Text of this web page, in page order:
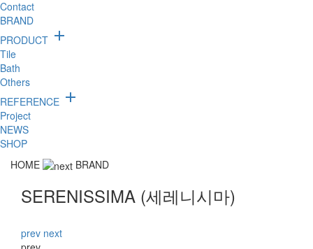
Contact
BRAND
PRODUCT 
Tile
Bath
Others
REFERENCE 
Project
NEWS
SHOP
HOME
BRAND
SERENISSIMA (세레니시마)
prev next